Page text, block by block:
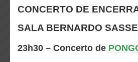
CONCERTO DE
SALA BERNARDO
23h30 – Concerto de